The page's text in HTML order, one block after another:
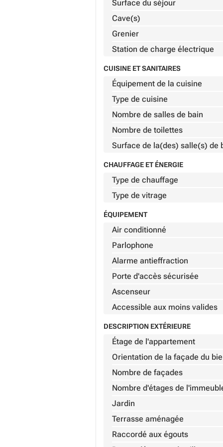
Surface du séjour
Cave(s)
Grenier
Station de charge électrique
CUISINE ET SANITAIRES
Équipement de la cuisine
Type de cuisine
Nombre de salles de bain
Nombre de toilettes
Surface de la(des) salle(s) de
CHAUFFAGE ET ÉNERGIE
Type de chauffage
Type de vitrage
ÉQUIPEMENT
Air conditionné
Parlophone
Alarme antieffraction
Porte d'accès sécurisée
Ascenseur
Accessible aux moins valides
DESCRIPTION EXTÉRIEURE
Étage de l'appartement
Orientation de la façade du
Nombre de façades
Nombre d'étages de
Jardin
Terrasse aménagée
Raccordé aux égouts